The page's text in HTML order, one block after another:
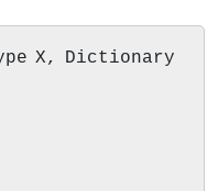
X, Dictionary